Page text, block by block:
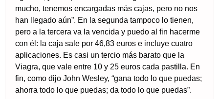
mucho, tenemos encargadas más cajas, pero no nos
han llegado aún”. En la segunda tampoco lo tienen,
pero a la tercera va la vencida y puedo al fin hacerme
con él: la caja sale por 46,83 euros e incluye cuatro
aplicaciones. Es casi un tercio más barato que la
Viagra, que vale entre 10 y 25 euros cada pastilla. En
fin, como dijo John Wesley, “gana todo lo que puedas;
ahorra todo lo que puedas; da todo lo que puedas”.